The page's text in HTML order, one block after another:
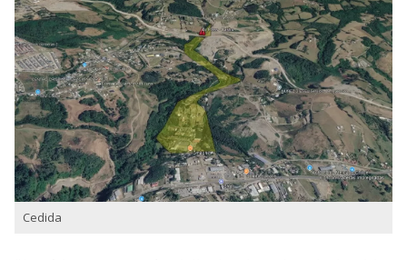
Cedida